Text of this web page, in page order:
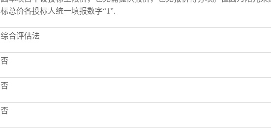
标总价各投标人统一填报数字“1”.
综合评估法
否
否
否